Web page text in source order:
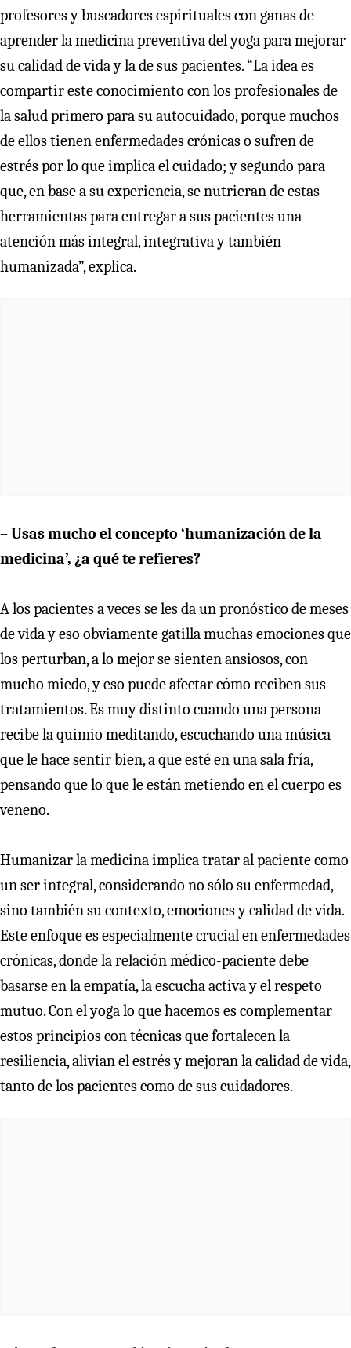
profesores y buscadores espirituales con ganas de
aprender la medicina preventiva del yoga para mejorar
su calidad de vida y la de sus pacientes. “La idea es
compartir este conocimiento con los profesionales de
la salud primero para su autocuidado, porque muchos
de ellos tienen enfermedades crónicas o sufren de
estrés por lo que implica el cuidado; y segundo para
que, en base a su experiencia, se nutrieran de estas
herramientas para entregar a sus pacientes una
atención más integral, integrativa y también
humanizada”, explica.
– Usas mucho el concepto ‘humanización de la
medicina’, ¿a qué te refieres?
A los pacientes a veces se les da un pronóstico de meses
de vida y eso obviamente gatilla muchas emociones que
los perturban, a lo mejor se sienten ansiosos, con
mucho miedo, y eso puede afectar cómo reciben sus
tratamientos. Es muy distinto cuando una persona
recibe la quimio meditando, escuchando una música
que le hace sentir bien, a que esté en una sala fría,
pensando que lo que le están metiendo en el cuerpo es
veneno.
Humanizar la medicina implica tratar al paciente como
un ser integral, considerando no sólo su enfermedad,
sino también su contexto, emociones y calidad de vida.
Este enfoque es especialmente crucial en enfermedades
crónicas, donde la relación médico-paciente debe
basarse en la empatía, la escucha activa y el respeto
mutuo. Con el yoga lo que hacemos es complementar
estos principios con técnicas que fortalecen la
resiliencia, alivian el estrés y mejoran la calidad de vida,
tanto de los pacientes como de sus cuidadores.